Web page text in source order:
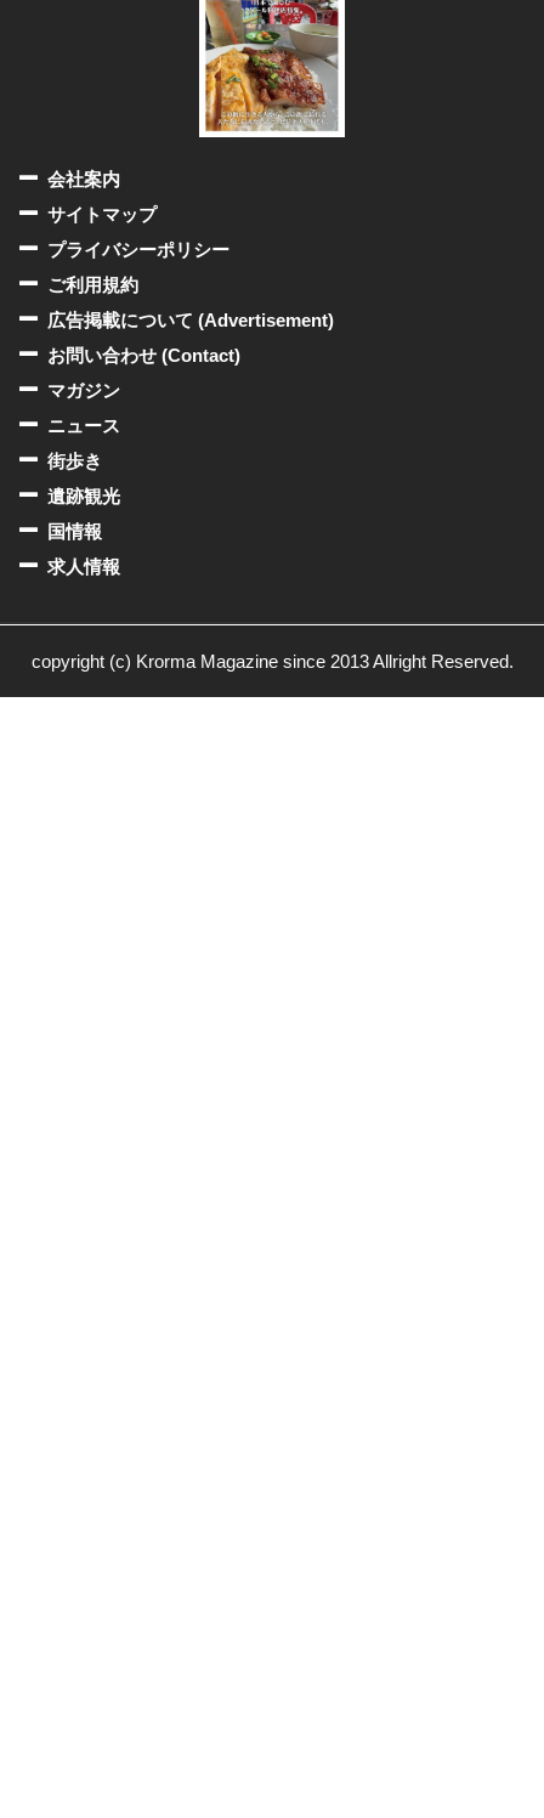
会社案内
サイトマップ
プライバシーポリシー
ご利用規約
広告掲載について (Advertisement)
お問い合わせ (Contact)
マガジン
ニュース
街歩き
遺跡観光
国情報
求人情報
copyright (c) Krorma Magazine since 2013 Allright Reserved.